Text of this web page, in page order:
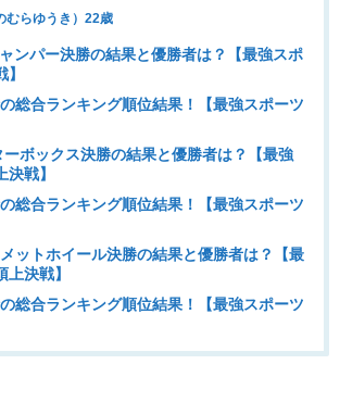
むらゆうき）22歳
ンパー決勝の結果と優勝者は？【最強スポ
総合ランキング順位結果！【最強スポーツ
ボックス決勝の結果と優勝者は？【最強
決戦】
総合ランキング順位結果！【最強スポーツ
ットホイール決勝の結果と優勝者は？【最
上決戦】
総合ランキング順位結果！【最強スポーツ